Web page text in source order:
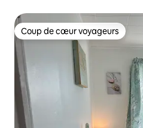
Coup de cœur voyageurs
Coup de cœur voyageurs